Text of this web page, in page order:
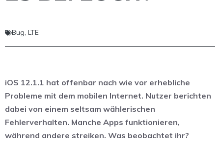
Bug, LTE
iOS 12.1.1 hat offenbar nach wie vor erhebliche
Probleme mit dem mobilen Internet. Nutzer berichten
dabei von einem seltsam wählerischen
Fehlerverhalten. Manche Apps funktionieren,
während andere streiken. Was beobachtet ihr?